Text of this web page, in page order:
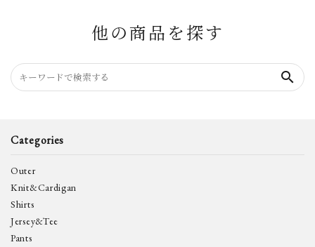
他の商品を探す
search
Categories
Outer
Knit&Cardigan
Shirts
Jersey&Tee
Pants